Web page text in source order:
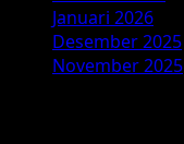
Januari 2026
Desember 2025
November 2025